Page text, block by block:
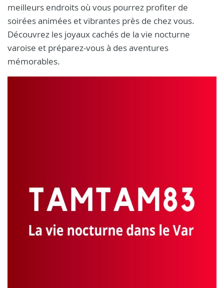
meilleurs endroits où vous pourrez profiter de
soirées animées et vibrantes près de chez vous.
Découvrez les joyaux cachés de la vie nocturne
varoise et préparez-vous à des aventures
mémorables.